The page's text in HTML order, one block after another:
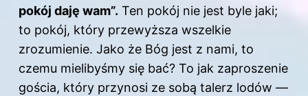
pokój daję wam”. Ten pokój nie jest byle jaki;
to pokój, który przewyższa wszelkie
zrozumienie. Jako że Bóg jest z nami, to
czemu mielibyśmy się bać? To jak zaproszenie
gościa, który przynosi ze sobą talerz lodów —